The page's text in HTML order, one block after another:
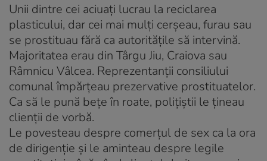
Unii dintre cei aciuaţi lucrau la reciclarea
plasticului, dar cei mai mulţi cerşeau, furau sau
se prostituau fără ca autorităţile să intervină.
Majoritatea erau din Târgu Jiu, Craiova sau
Râmnicu Vâlcea. Reprezentanţii consiliului
comunal împărţeau prezervative prostituatelor.
Ca să le pună beţe în roate, poliţiştii le ţineau
clienţii de vorbă.
Le povesteau despre comerţul de sex ca la ora
de dirigenţie şi le aminteau despre legile